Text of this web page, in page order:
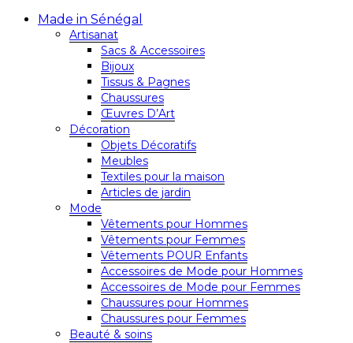
Made in Sénégal
Artisanat
Sacs & Accessoires
Bijoux
Tissus & Pagnes
Chaussures
Œuvres D’Art
Décoration
Objets Décoratifs
Meubles
Textiles pour la maison
Articles de jardin
Mode
Vêtements pour Hommes
Vêtements pour Femmes
Vêtements POUR Enfants
Accessoires de Mode pour Hommes
Accessoires de Mode pour Femmes
Chaussures pour Hommes
Chaussures pour Femmes
Beauté & soins